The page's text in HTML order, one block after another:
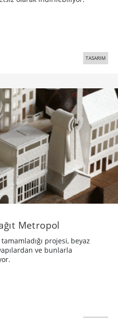
TASARIM
Metropol
projesi, beyaz
ve bunlarla